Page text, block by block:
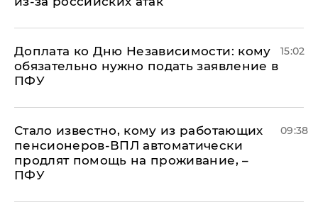
Доплата ко Дню Независимости: кому
обязательно нужно подать заявление в
ПФУ
15:02
Стало известно, кому из работающих
пенсионеров-ВПЛ автоматически
продлят помощь на проживание, –
ПФУ
09:38